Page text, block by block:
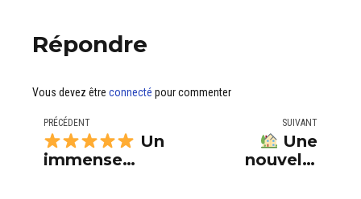
Répondre
Vous devez être connecté pour commenter
PRÉCÉDENT
Un
immense
SUIVANT
Une
nouvelle